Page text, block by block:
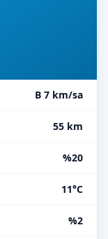
B 7 km/sa
55 km
%20
11°C
%2